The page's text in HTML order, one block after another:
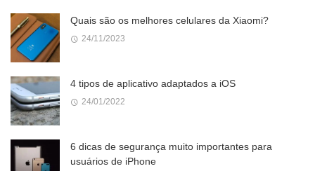
Quais são os melhores celulares da Xiaomi?
24/11/2023
4 tipos de aplicativo adaptados a iOS
24/01/2022
6 dicas de segurança muito importantes para
usuários de iPhone